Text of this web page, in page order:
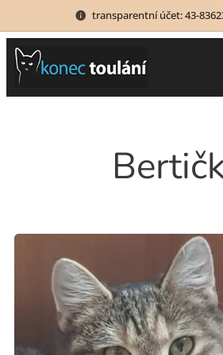
transparentní účet: 43-